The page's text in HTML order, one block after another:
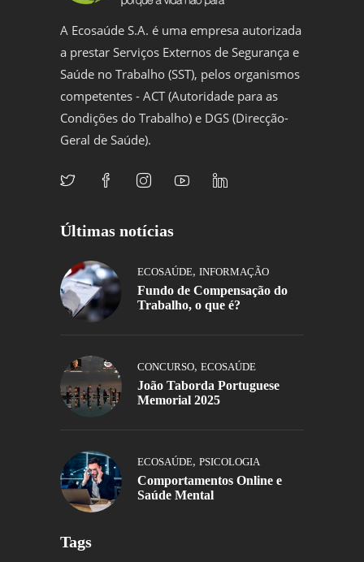
A Ecosaúde S.A. é uma empresa autorizada
a prestar Serviços Externos de Segurança e
Saúde no Trabalho (SST), pelos organismos
competentes - ACT (Autoridade para as
Condições do Trabalho) e DGS (Direcção-
Geral de Saúde).
Últimas notícias
ECOSAÚDE, INFORMAÇÃO
Fundo de Compensação do
Trabalho, o que é?
CONCURSO, ECOSAÚDE
João Taborda Portuguese
Memorial 2025
ECOSAÚDE, PSICOLOGIA
Comportamentos Online e
Saúde Mental
Tags